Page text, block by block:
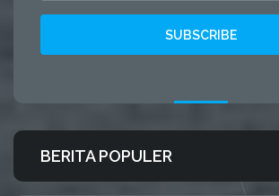
BERITA POPULER